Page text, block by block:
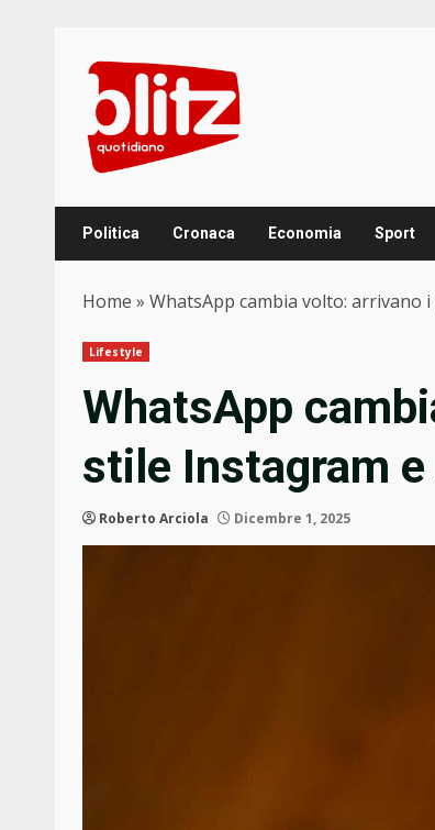
content
Politica Cronaca Economia Sport
Home » WhatsApp cambia volto: arrivano
Lifestyle
WhatsApp
stile Instagram
Roberto Arciola Dicembre 1, 2025